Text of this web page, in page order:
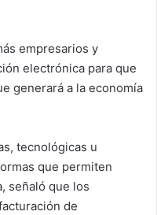
empresarios y
electrónica para que
generará a la economía
tecnológicas u
que permiten
señaló que los
de